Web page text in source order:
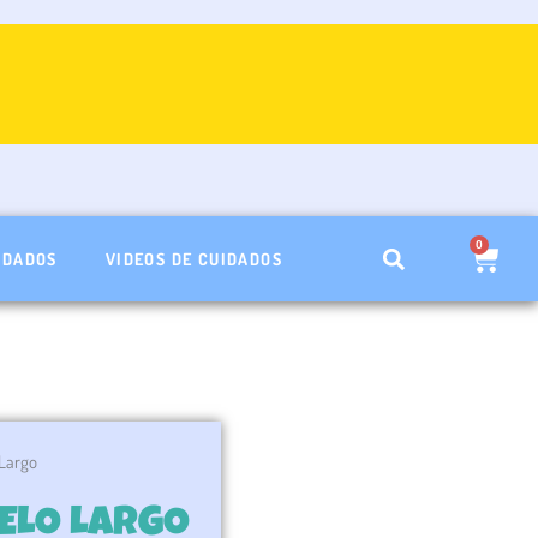
VIDEOS DE CUIDADOS
0
LARGO